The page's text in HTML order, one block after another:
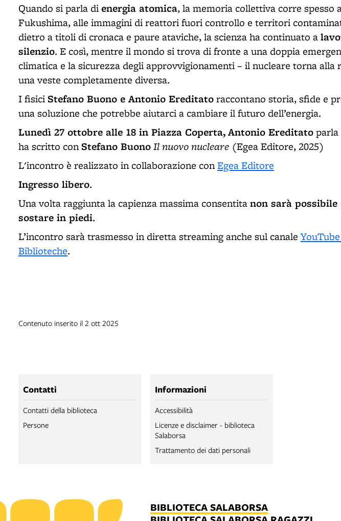
Quando si parla di energia atomica, la memoria collettiva corre spesso
Fukushima, alle immagini di reattori fuori controllo e territori
dietro a titoli di cronaca e paure ataviche, la scienza ha continuato a
silenzio. E così, mentre il mondo si trova di fronte a una doppia
climatica e la sicurezza degli approvvigionamenti – il nucleare torna alla
una veste completamente diversa.
I fisiciStefano Buono e Antonio Ereditatoraccontano storia, sfide e
una soluzione che potrebbe aiutarci a cambiare il futuro dell’energia.
Lunedì 27 ottobre alle 18 in Piazza Coperta,Antonio Ereditatoparla
ha scritto conStefano BuonoIl nuovo nucleare (Egea Editore, 2025)
L'incontro è realizzato in collaborazione conEgea Editore
Ingresso libero.
Una volta raggiunta la capienza massima consentitanon sarà possibile
sostare in piedi.
L’incontro sarà trasmesso in diretta streaming anche sul canale
Biblioteche.
Contenuto inserito il 2 ott 2025
Contatti
Contatti della biblioteca
Persone
Informazioni
Accessibilità
Licenze e disclaimer - biblioteca
Salaborsa
Trattamento dei dati personali
BIBLIOTECA SALABORSA